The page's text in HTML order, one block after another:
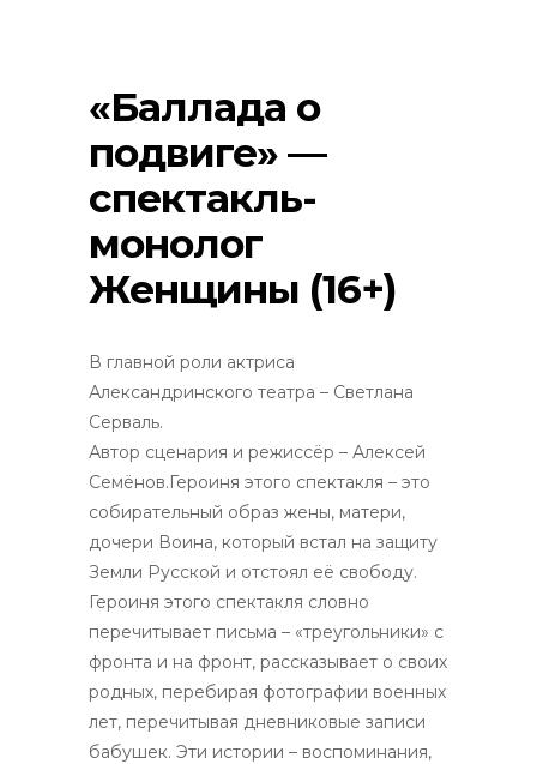
«Баллада о
подвиге» —
спектакль-
монолог
Женщины (16+)
В главной роли актриса
Александринского театра – Светлана
Серваль.
Автор сценария и режиссёр – Алексей
Семёнов.Героиня этого спектакля – это
собирательный образ жены, матери,
дочери Воина, который встал на защиту
Земли Русской и отстоял её свободу.
Героиня этого спектакля словно
перечитывает письма – «треугольники» с
фронта и на фронт, рассказывает о своих
родных, перебирая фотографии военных
лет, перечитывая дневниковые записи
бабушек. Эти истории – воспоминания,